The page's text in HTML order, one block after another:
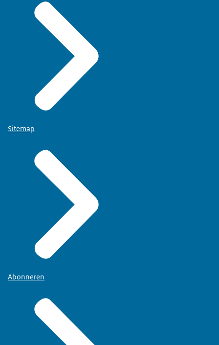
Sitemap
Abonneren